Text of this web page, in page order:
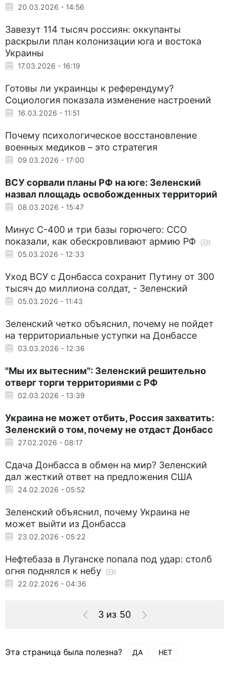
20.03.2026 - 14:56
Завезут 114 тысяч россиян: оккупанты
раскрыли план колонизации юга и востока
Украины
17.03.2026 - 16:19
Готовы ли украинцы к референдуму?
Социология показала изменение настроений
16.03.2026 - 11:51
Почему психологическое восстановление
военных медиков – это стратегия
09.03.2026 - 17:00
ВСУ сорвали планы РФ на юге: Зеленский
назвал площадь освобожденных территорий
08.03.2026 - 15:47
Минус С-400 и три базы горючего: ССО
показали, как обескровливают армию РФ
05.03.2026 - 12:33
Уход ВСУ с Донбасса сохранит Путину от 300
тысяч до миллиона солдат, - Зеленский
05.03.2026 - 11:43
Зеленский четко объяснил, почему не пойдет
на территориальные уступки на Донбассе
03.03.2026 - 12:36
"Мы их вытесним": Зеленский решительно
отверг торги территориями с РФ
02.03.2026 - 13:39
Украина не может отбить, Россия захватить:
Зеленский о том, почему не отдаст Донбасс
27.02.2026 - 08:17
Сдача Донбасса в обмен на мир? Зеленский
дал жесткий ответ на предложения США
24.02.2026 - 05:52
Зеленский объяснил, почему Украина не
может выйти из Донбасса
23.02.2026 - 05:22
Нефтебаза в Луганске попала под удар: столб
огня поднялся к небу
22.02.2026 - 04:36
3 из 50
Эта страница была полезна? ДА НЕТ